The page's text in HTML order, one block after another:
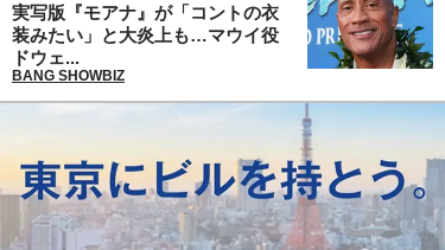
実写版『モアナ』が「コントの衣
装みたい」と大炎上も…マウイ役
ドウェ...
BANG SHOWBIZ